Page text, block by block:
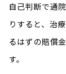
自己判断で通
りすると、治
るはずの賠償
す。